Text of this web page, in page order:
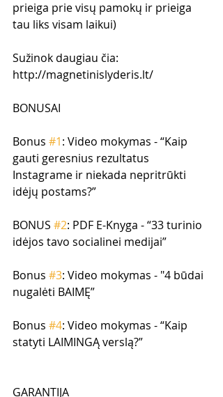
prieiga prie visų pamokų ir prieiga
tau liks visam laikui)
Sužinok daugiau čia:
http://magnetinislyderis.lt/
BONUSAI
Bonus #1: Video mokymas - “Kaip
gauti geresnius rezultatus
Instagrame ir niekada nepritrūkti
idėjų postams?”
BONUS #2: PDF E-Knyga - “33 turinio
idėjos tavo socialinei medijai”
Bonus #3: Video mokymas - "4 būdai
nugalėti BAIMĘ”
Bonus #4: Video mokymas - “Kaip
statyti LAIMINGĄ verslą?”
GARANTIJA